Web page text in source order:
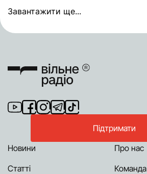
Завантажити ще...
Підтримати
Новини
Статті
Про нас
Команда